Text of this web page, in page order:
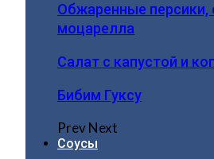
Обжаренные персики,
моцарелла
Салат с капустой и
Бибим Гуксу
PrevNext
Соусы